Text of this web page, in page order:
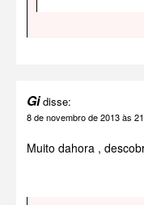
Gi disse:
8 de novembro de 2013 às
Muito dahora ,